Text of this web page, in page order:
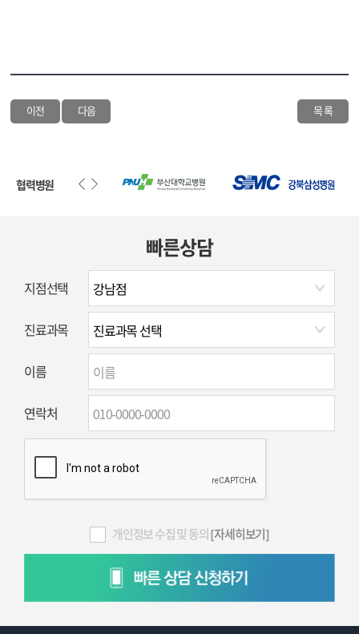
이전 다음 목 록
협력병원
빠른상담
지점선택
진료과목
이름
연락처
개인정보 수집 및 동의[자세히보기]